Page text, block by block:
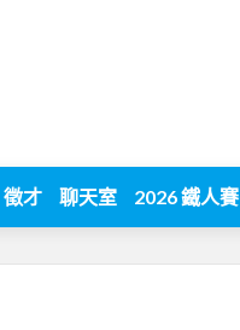
徵才 聊天室 2026 鐵人賽